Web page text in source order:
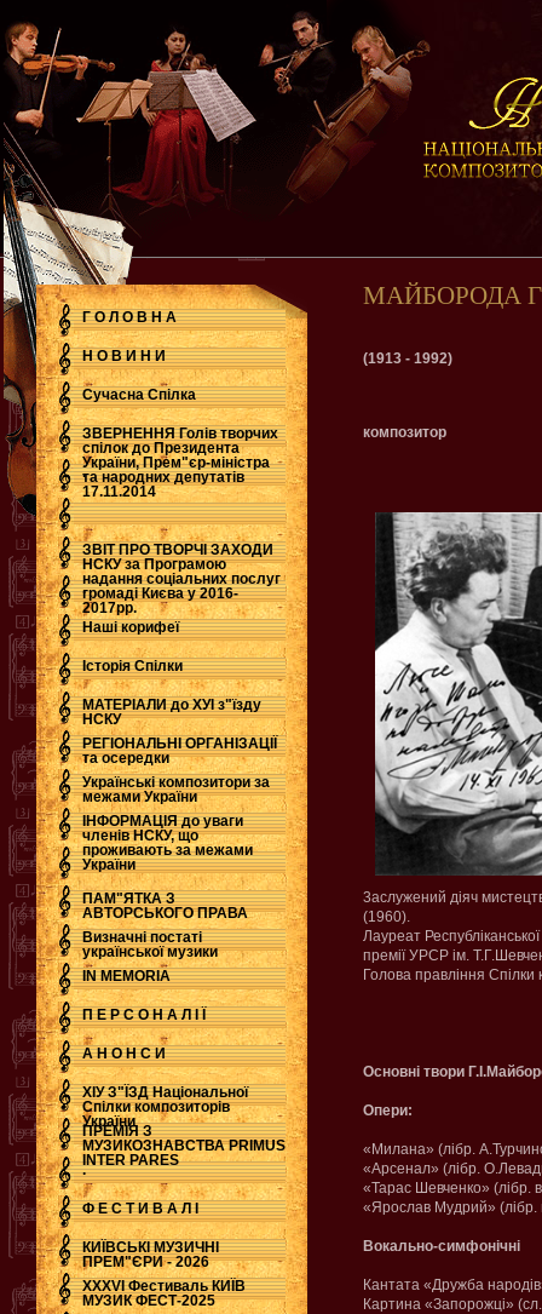
Г О Л О В Н А
Н О В И Н И
Сучасна Cпілка
ЗВЕРНЕННЯ Голів творчих
спілок до Президента
України, Прем"єр-міністра
та народних депутатів
17.11.2014
.
ЗВІТ ПРО ТВОРЧІ ЗАХОДИ
НСКУ за Програмою
надання соціальних послуг
громаді Києва у 2016-
2017рр.
.
Наші корифеї
Історія Спілки
МАТЕРІАЛИ до ХУІ з"їзду
НСКУ
РЕГІОНАЛЬНІ ОРГАНІЗАЦІЇ
та осередки
Українські композитори за
межами України
ІНФОРМАЦІЯ до уваги
членів НСКУ, що
проживають за межами
України
ПАМ"ЯТКА З
АВТОРСЬКОГО ПРАВА
Визначні постаті
української музики
IN MEMORIA
П Е Р С О Н А Л І Ї
А Н О Н С И
ХІУ З"ЇЗД Національної
Спілки композиторів
України
ПРЕМІЯ З
МУЗИКОЗНАВСТВА PRIMUS
INTER PARES
.
Ф Е С Т И В А Л І
КИЇВСЬКІ МУЗИЧНІ
ПРЕМ"ЄРИ - 2026
ХХХVI Фестиваль КИЇВ
МУЗИК ФЕСТ-2025
МАЙБОРОДА
(1913 - 1992)
композитор
3аслужений діяч
(1960).
Лауреат
премії УРСР ім.
Голова правління
Основні твори
Опери:
«Милана» (лібр.
«Арсенал» (лібр.
«Тарас Шевченко» (лібр.
«Ярослав Мудрий»
Вокально-симфонічні
Кантата «Дружба
Картина «Запорожці»